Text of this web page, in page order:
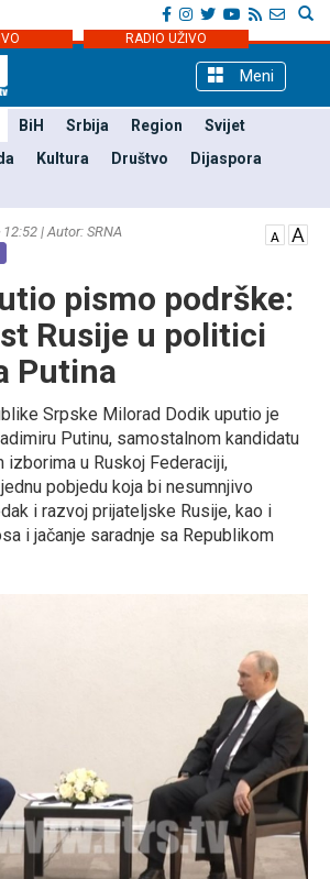
RADIO UŽIVO
Meni
BiH Srbija Region
Svijet
Kultura Društvo
Dijaspora
| Autor: SRNA
pismo podrške:
Rusije u politici
Putina
Srpske Milorad Dodik uputio je
Putinu, samostalnom kandidatu
izborima u Ruskoj Federaciji,
pobjedu koja bi nesumnjivo
i razvoj prijateljske Rusije, kao i
i jačanje saradnje sa Republikom